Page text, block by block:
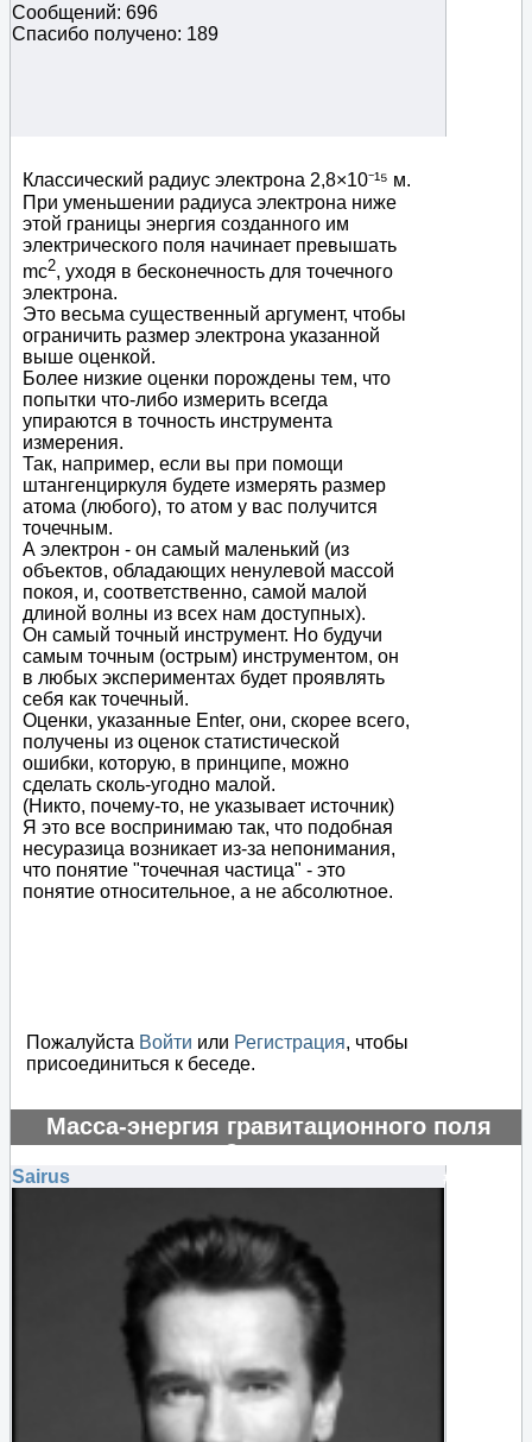
Сообщений: 696
Спасибо получено: 189
Классический радиус электрона 2,8×10⁻¹⁵ м.
При уменьшении радиуса электрона ниже
этой границы энергия созданного им
электрического поля начинает превышать
mc2, уходя в бесконечность для точечного
электрона.
Это весьма существенный аргумент, чтобы
ограничить размер электрона указанной
выше оценкой.
Более низкие оценки порождены тем, что
попытки что-либо измерить всегда
упираются в точность инструмента
измерения.
Так, например, если вы при помощи
штангенциркуля будете измерять размер
атома (любого), то атом у вас получится
точечным.
А электрон - он самый маленький (из
объектов, обладающих ненулевой массой
покоя, и, соответственно, самой малой
длиной волны из всех нам доступных).
Он самый точный инструмент. Но будучи
самым точным (острым) инструментом, он
в любых экспериментах будет проявлять
себя как точечный.
Оценки, указанные Enter, они, скорее всего,
получены из оценок статистической
ошибки, которую, в принципе, можно
сделать сколь-угодно малой.
(Никто, почему-то, не указывает источник)
Я это все воспринимаю так, что подобная
несуразица возникает из-за непонимания,
что понятие "точечная частица" - это
понятие относительное, а не абсолютное.
Пожалуйста Войти или Регистрация, чтобы
присоединиться к беседе.
Масса-энергия гравитационного поля
отрицательная?
#130876
Sairus